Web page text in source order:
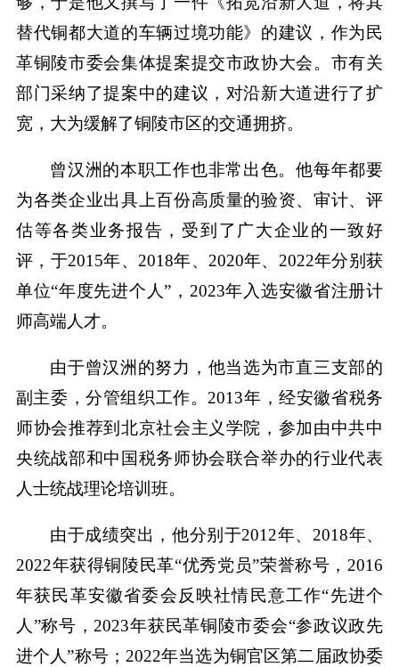
替代铜都大道的车辆过境功能》的建议，作为民
革铜陵市委会集体提案提交市政协大会。市有关
部门采纳了提案中的建议，对沿新大道进行了扩
宽，大为缓解了铜陵市区的交通拥挤。
曾汉洲的本职工作也非常出色。他每年都要
为各类企业出具上百份高质量的验资、审计、评
估等各类业务报告，受到了广大企业的一致好
评，于2015年、2018年、2020年、2022年分别获
单位“年度先进个人”，2023年入选安徽省注册计
师高端人才。
由于曾汉洲的努力，他当选为市直三支部的
副主委，分管组织工作。2013年，经安徽省税务
师协会推荐到北京社会主义学院，参加由中共中
央统战部和中国税务师协会联合举办的行业代表
人士统战理论培训班。
由于成绩突出，他分别于2012年、2018年、
2022年获得铜陵民革“优秀党员”荣誉称号，2016
年获民革安徽省委会反映社情民意工作“先进个
人”称号，2023年获民革铜陵市委会“参政议政先
进个人”称号；2022年当选为铜官区第二届政协委